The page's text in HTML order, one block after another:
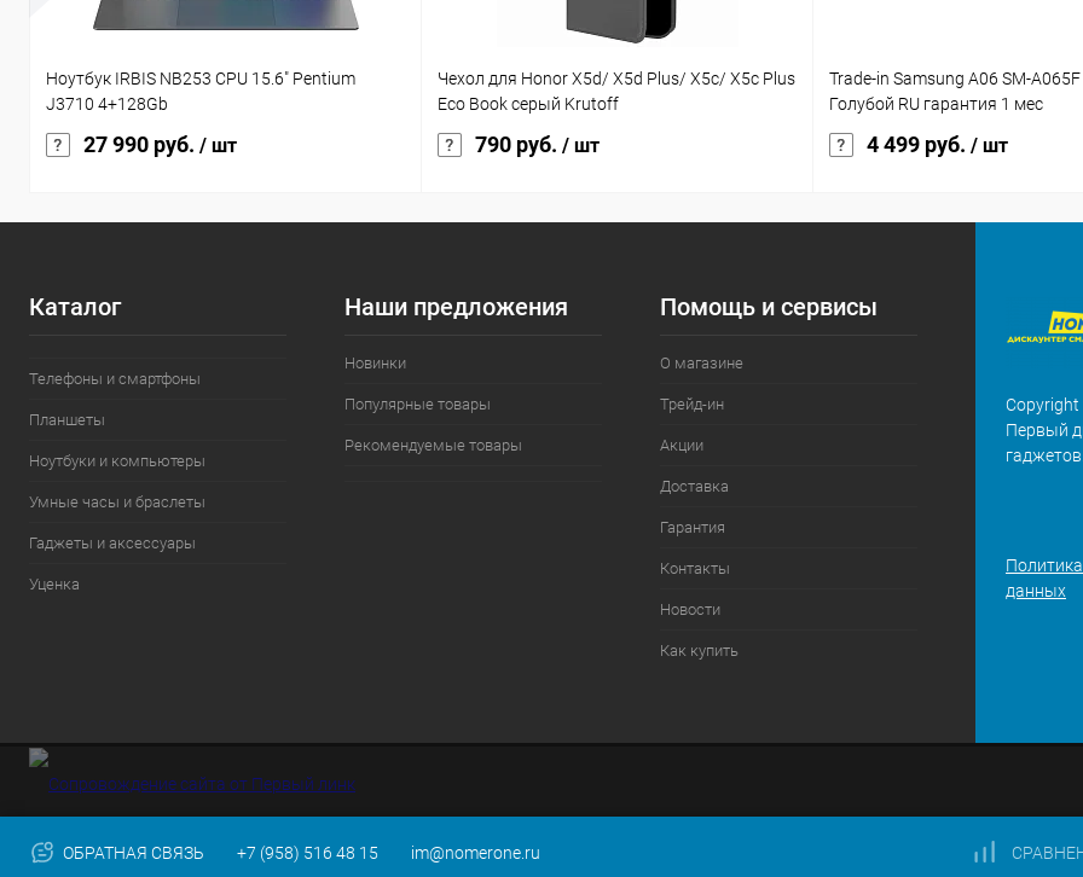
Ноутбук IRBIS NB253 CPU 15.6" Pentium
J3710 4+128Gb
27 990 руб. / шт
Чехол для Honor X5d/ X5d Plus/ X5c/ X5c Plus
Eco Book серый Krutoff
790 руб. / шт
Trade-in Samsung A06 SM-
Голубой RU гарантия 1 мес
4 499 руб. / шт
Каталог
Телефоны и смартфоны
Планшеты
Ноутбуки и компьютеры
Умные часы и браслеты
Гаджеты и аксессуары
Уценка
Наши предложения
Новинки
Популярные товары
Рекомендуемые товары
Помощь и сервисы
О магазине
Трейд-ин
Акции
Доставка
Гарантия
Контакты
Новости
Как купить
Copyright
Первый
данных
ОБРАТНАЯ СВЯЗЬ +7 (958) 516 48 15 im@nomerone.ru